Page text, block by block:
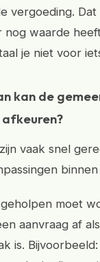
vergoeding.
nog waarde
je niet voor
kan de
vaak snel
moet
aanvraag af
is.